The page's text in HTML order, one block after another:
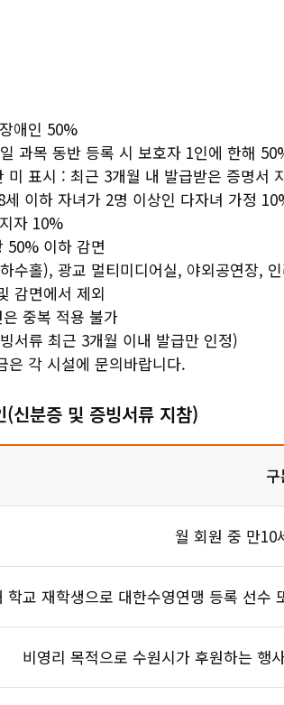
애인 50%
과목 동반 등록 시 보호자 1인에 한해
미 표시 : 최근 3개월 내 발급받은 증명서
이하 자녀가 2명 이상인 다자녀 가정
자 10%
50% 이하 감면
수홀), 광교 멀티미디어실, 야외공연장,
감면에서 제외
중복 적용 불가
서류 최근 3개월 이내 발급만 인정)
은 각 시설에 문의바랍니다.
신분증 및 증빙서류 지참)
월 회원 중 만10
학교 재학생으로 대한수영연맹 등록 선수
비영리 목적으로 수원시가 후원하는 행